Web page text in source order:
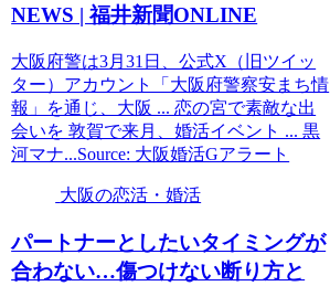
NEWS | 福井新聞ONLINE
大阪府警は3月31日、公式X（旧ツイッ
ター）アカウント「大阪府警察安まち情
報」を通じ、大阪 ... 恋の宮で素敵な出
会いを 敦賀で来月、婚活イベント ... 黒
河マナ...Source: 大阪婚活Gアラート
大阪の恋活・婚活
パートナーとしたいタイミングが
合わない…傷つけない断り方と